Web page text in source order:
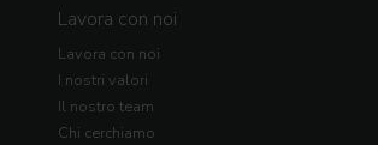
Lavora con noi
Lavora con noi
I nostri valori
Il nostro team
Chi cerchiamo